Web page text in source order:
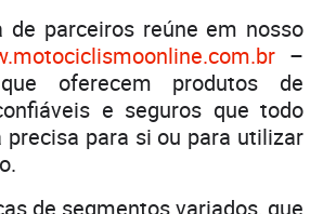
de parceiros reúne em nosso
–
oferecem produtos de
e seguros que todo
para si ou para utilizar
de segmentos variados, que